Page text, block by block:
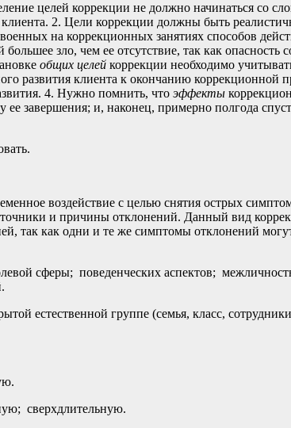
целей коррекции не должно начинаться со
2. Цели коррекции должны быть
на коррекционных занятиях способов
зло, чем ее отсутствие, так как опасность
общих целей коррекции необходимо
развития клиента к окончанию
4. Нужно помнить, что эффекты
завершения; и, наконец, примерно полгода
воздействие с целью снятия острых
и причины отклонений. Данный вид
так как одни и те же симптомы отклонений
сферы; поведенческих аспектов;
естественной группе (семья, класс,
сверхдлительную.